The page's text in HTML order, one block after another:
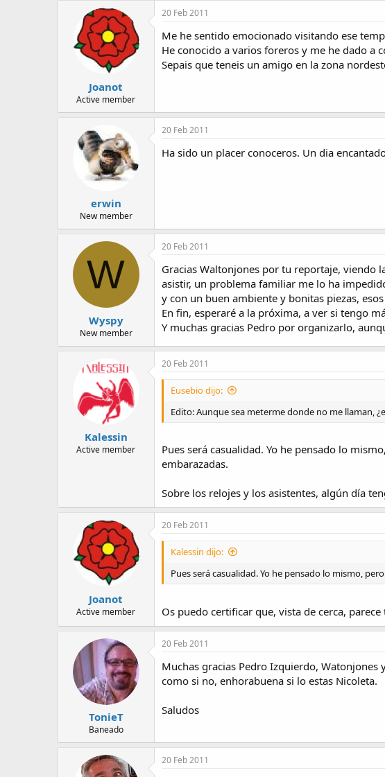
Joanot
Active member
20 Feb 2011
Me he sentido emocionado visitando ese
He conocido a varios foreros y me he dado a
Sepais que teneis un amigo en la zona
erwin
New member
20 Feb 2011
Ha sido un placer conoceros. Un dia
W
Wyspy
New member
20 Feb 2011
Gracias Waltonjones por tu reportaje, viendo
asistir, un problema familiar me lo ha
y con un buen ambiente y bonitas piezas,
En fin, esperaré a la próxima, a ver si tengo
Y muchas gracias Pedro por organizarlo,
Kalessin
Active member
20 Feb 2011
Eusebio dijo:
Edito: Aunque sea meterme donde no me llaman,
Pues será casualidad. Yo he pensado lo
embarazadas.
Sobre los relojes y los asistentes, algún día
Joanot
Active member
20 Feb 2011
Kalessin dijo:
Pues será casualidad. Yo he pensado lo mismo,
Os puedo certificar que, vista de cerca,
TonieT
Baneado
20 Feb 2011
Muchas gracias Pedro Izquierdo,
como si no, enhorabuena si lo estas Nicoleta.
Saludos
20 Feb 2011